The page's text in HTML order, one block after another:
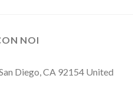
NOI
Diego, CA 92154 United